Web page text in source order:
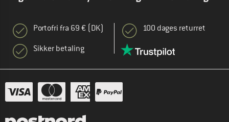
Portofri fra 69 € (DK)
Sikker betaling
100 dages returret